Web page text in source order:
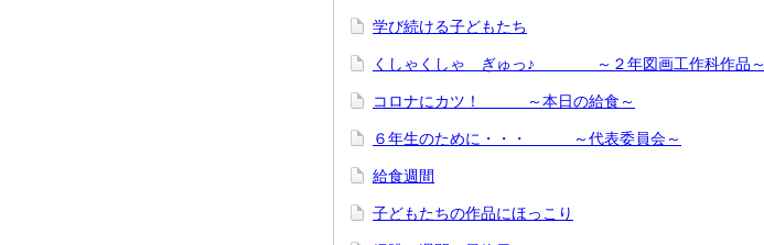
学び続ける子どもたち
くしゃくしゃ ぎゅっ♪ ～２年図画工作科作品～
コロナにカツ！ ～本日の給食～
６年生のために・・・ ～代表委員会～
給食週間
子どもたちの作品にほっこり